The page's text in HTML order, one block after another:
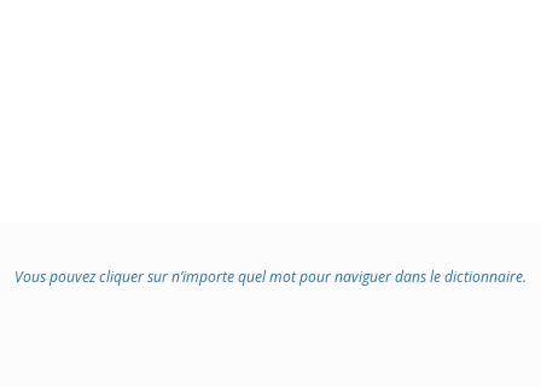
Vous pouvez cliquer sur n’importe quel mot pour naviguer dans le dictionnaire.